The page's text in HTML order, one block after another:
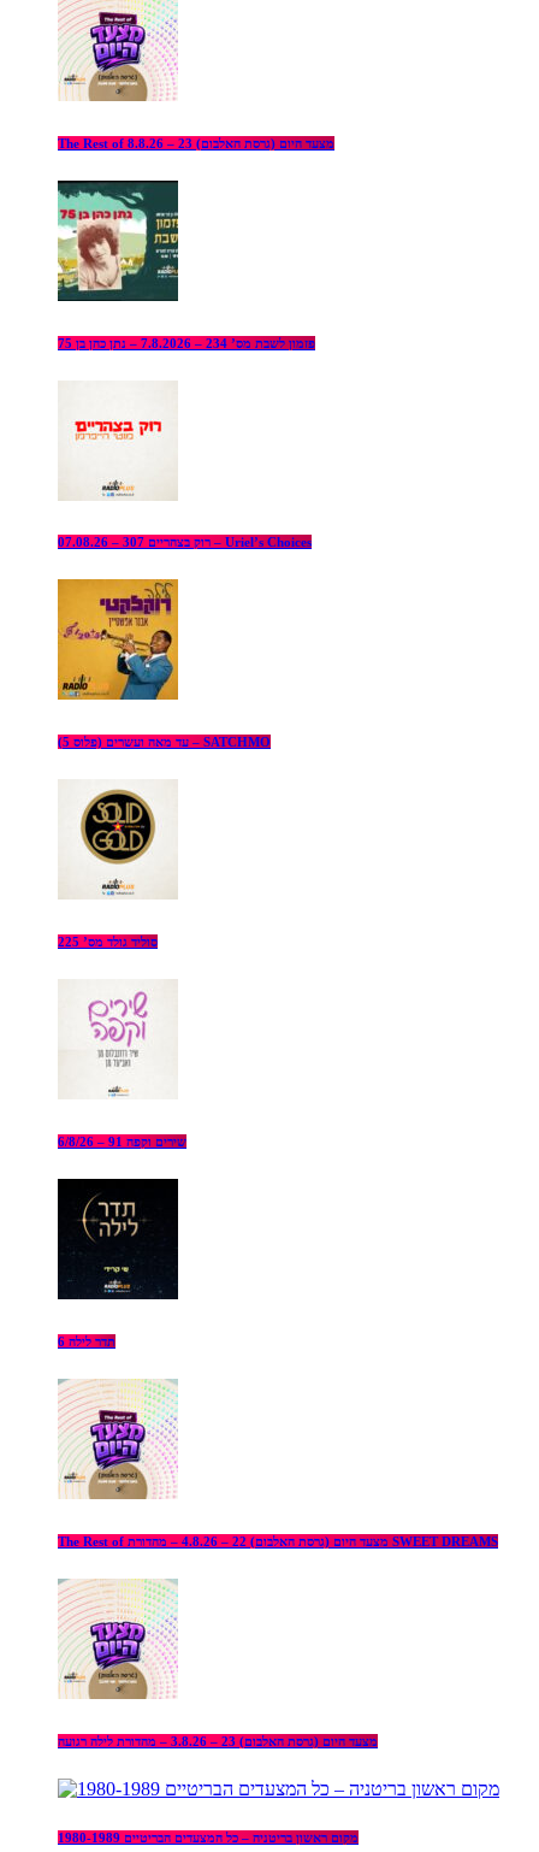
The Rest of מצעד היום (גרסת האלבום) 23 – 8.8.26
פזמון לשבת מס’ 234 – 7.8.2026 – נתן כהן בן 75
רוק בצהריים 307 – 07.08.26 – Uriel’s Choices
עד מאה ועשרים (פלוס 5) – SATCHMO
סוליד גולד מס’ 225
שירים וקפה 91 – 6/8/26
תדר לילה 6
The Rest of מצעד היום (גרסת האלבום) 22 – 4.8.26 – מהדורת SWEET DREAMS
מצעד היום (גרסת האלבום) 23 – 3.8.26 – מהדורת לילה רגועה
מקום ראשון בריטניה – כל המצעדים הבריטיים 1980-1989